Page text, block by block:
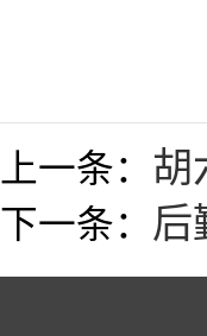
上一条： 胡
下一条： 后